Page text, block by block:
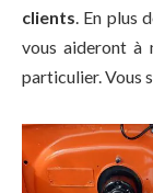
clients. En plus
vous aideront à
particulier. Vous